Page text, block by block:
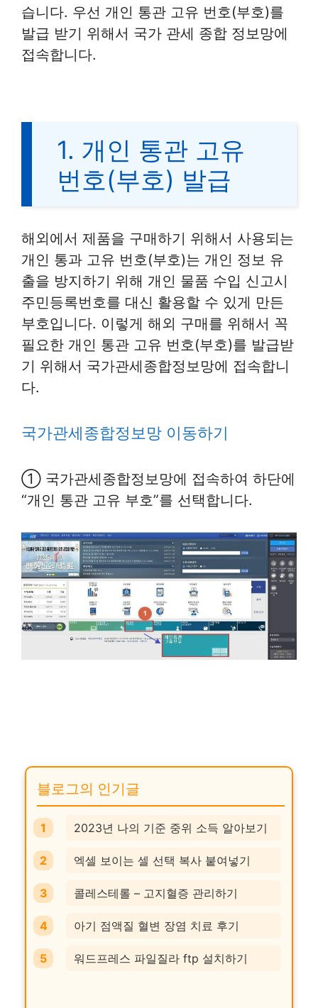
습니다. 우선 개인 통관 고유 번호(부호)를
발급 받기 위해서 국가 관세 종합 정보망에
접속합니다.
1. 개인 통관 고유
번호(부호) 발급
해외에서 제품을 구매하기 위해서 사용되는
개인 통과 고유 번호(부호)는 개인 정보 유
출을 방지하기 위해 개인 물품 수입 신고시
주민등록번호를 대신 활용할 수 있게 만든
부호입니다. 이렇게 해외 구매를 위해서 꼭
필요한 개인 통관 고유 번호(부호)를 발급받
기 위해서 국가관세종합정보망에 접속합니
다.
국가관세종합정보망 이동하기
① 국가관세종합정보망에 접속하여 하단에
“개인 통관 고유 부호”를 선택합니다.
블로그의 인기글
2023년 나의 기준 중위 소득 알아보기
엑셀 보이는 셀 선택 복사 붙여넣기
콜레스테롤 – 고지혈증 관리하기
아기 점액질 혈변 장염 치료 후기
워드프레스 파일질라 ftp 설치하기